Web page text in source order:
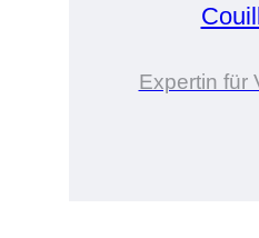
Expertin für